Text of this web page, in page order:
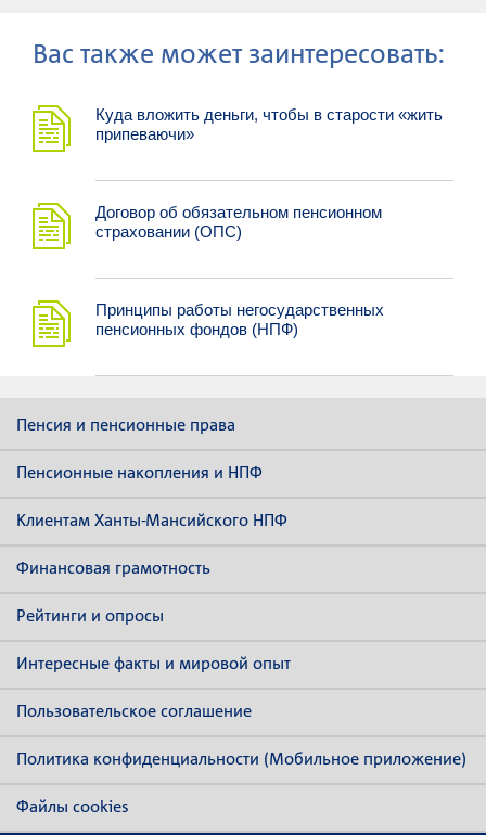
Ваc также может заинтересовать:
Куда вложить деньги, чтобы в старости «жить
припеваючи»
Договор об обязательном пенсионном
страховании (ОПС)
Принципы работы негосударственных
пенсионных фондов (НПФ)
Пенсия и пенсионные права
Пенсионные накопления и НПФ
Клиентам Ханты-Мансийского НПФ
Финансовая грамотность
Рейтинги и опросы
Интересные факты и мировой опыт
Пользовательское соглашение
Политика конфиденциальности (Мобильное приложение)
Файлы cookies